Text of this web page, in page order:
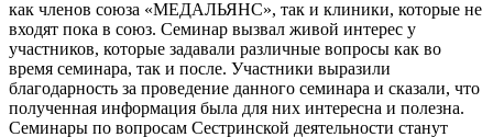
как членов союза «МЕДАЛЬЯНС», так и клиники, которые не
входят пока в союз. Семинар вызвал живой интерес у
участников, которые задавали различные вопросы как во
время семинара, так и после. Участники выразили
благодарность за проведение данного семинара и сказали, что
полученная информация была для них интересна и полезна.
Семинары по вопросам Сестринской деятельности станут